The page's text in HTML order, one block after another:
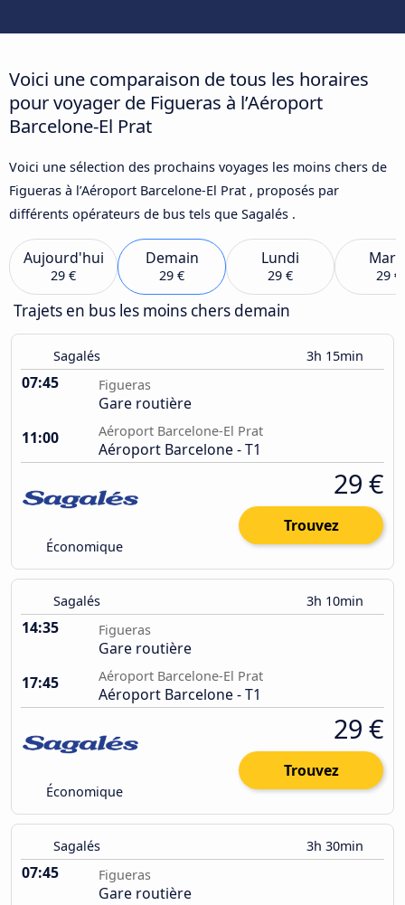
Voici une comparaison de tous les horaires
pour voyager de Figueras à l’Aéroport
Barcelone-El Prat
Voici une sélection des prochains voyages les moins chers de
Figueras à l’Aéroport Barcelone-El Prat , proposés par
différents opérateurs de bus tels que Sagalés .
Aujourd'hui
29 €
Demain
29 €
Lundi
29 € 29 €
Trajets en bus les moins chers demain
Sagalés 3h 15min
07:45 Figueras
Gare routière
11:00
Aéroport Barcelone-El Prat
Aéroport Barcelone - T1
Économique
29 €
Trouvez
Sagalés 3h 10min
14:35 Figueras
Gare routière
17:45
Aéroport Barcelone-El Prat
Aéroport Barcelone - T1
Économique
29 €
Trouvez
Sagalés 3h 30min
07:45 Figueras
Gare routière